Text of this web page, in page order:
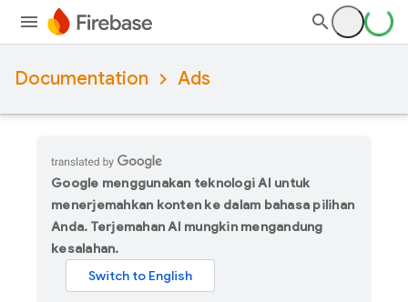
Documentation Ads
Google menggunakan teknologi AI untuk
menerjemahkan konten ke dalam bahasa pilihan
Anda. Terjemahan AI mungkin mengandung
kesalahan.